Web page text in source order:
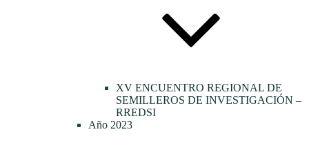
XV ENCUENTRO REGIONAL DE
SEMILLEROS DE INVESTIGACIÓN –
RREDSI
Año 2023